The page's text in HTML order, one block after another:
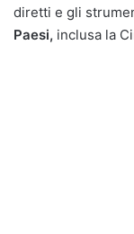
diretti e gli
Paesi, inclusa la